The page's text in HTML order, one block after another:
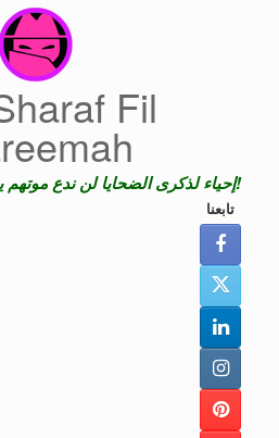
Fil
إحياء لذكرى الضحايا لن ندع موتهم يمر دون عقاب!
تابعنا